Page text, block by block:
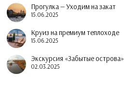
Прогулка — Уходим на закат
15.06.2025
Круиз на премиум теплоходе
15.06.2025
Экскурсия «Забытые острова»
02.03.2025